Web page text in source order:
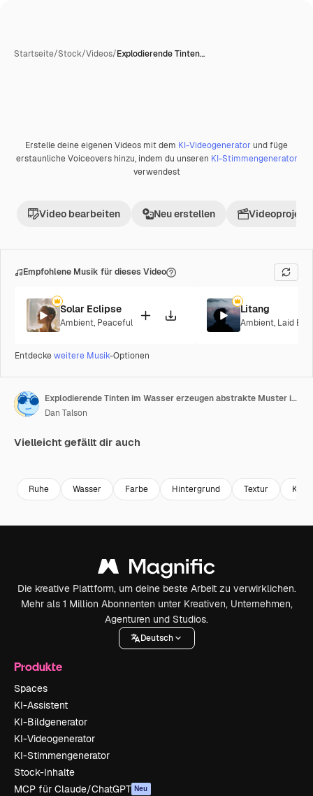
Startseite/Stock/Videos/Explodierende Tinten…
KI-generiert
Erstelle deine eigenen Videos mit dem KI-Videogenerator und füge
erstaunliche Voiceovers hinzu, indem du unseren KI-Stimmengenerator
verwendest
Video bearbeiten Neu erstellen Videoprojekt
Empfohlene Musik für dieses Video
Solar Eclipse
Ambient, Peaceful
Litang
Ambient, Laid
Entdeckeweitere Musik-Optionen
Explodierende Tinten im Wasser erzeugen abstrakte Muster in KI
Dan Talson
Vielleicht gefällt dir auch
Ruhe Wasser Farbe Hintergrund Textur
Die kreative Plattform, um deine beste Arbeit zu verwirklichen.
Mehr als 1 Million Abonnenten unter Kreativen, Unternehmen,
Agenturen und Studios.
Deutsch
Produkte
Spaces
KI-Assistent
KI-Bildgenerator
KI-Videogenerator
KI-Stimmengenerator
Stock-Inhalte
MCP für Claude/ChatGPT Neu